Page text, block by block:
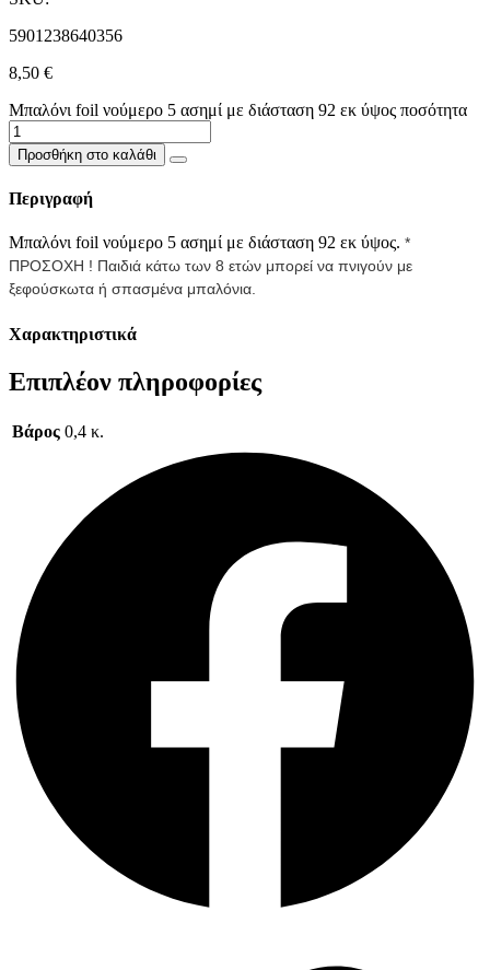
5901238640356
8,50 €
Μπαλόνι foil νούμερο 5 ασημί με διάσταση 92 εκ ύψος ποσότητα
Προσθήκη στο καλάθι
Περιγραφή
Μπαλόνι foil νούμερο 5 ασημί με διάσταση 92 εκ ύψος. *
ΠΡΟΣΟΧΗ ! Παιδιά κάτω των 8 ετών μπορεί να πνιγούν με
ξεφούσκωτα ή σπασμένα μπαλόνια.
Χαρακτηριστικά
Επιπλέον πληροφορίες
Βάρος 0,4 κ.